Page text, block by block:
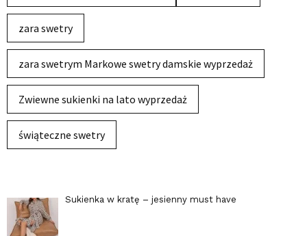
zara swetry
zara swetrym Markowe swetry damskie wyprzedaż
Zwiewne sukienki na lato wyprzedaż
świąteczne swetry
Sukienka w kratę – jesienny must have